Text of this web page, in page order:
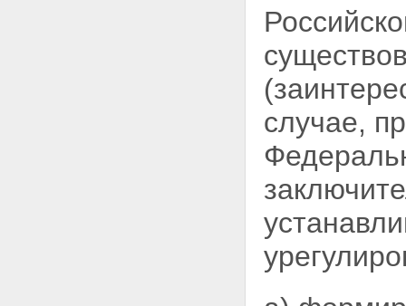
случае,